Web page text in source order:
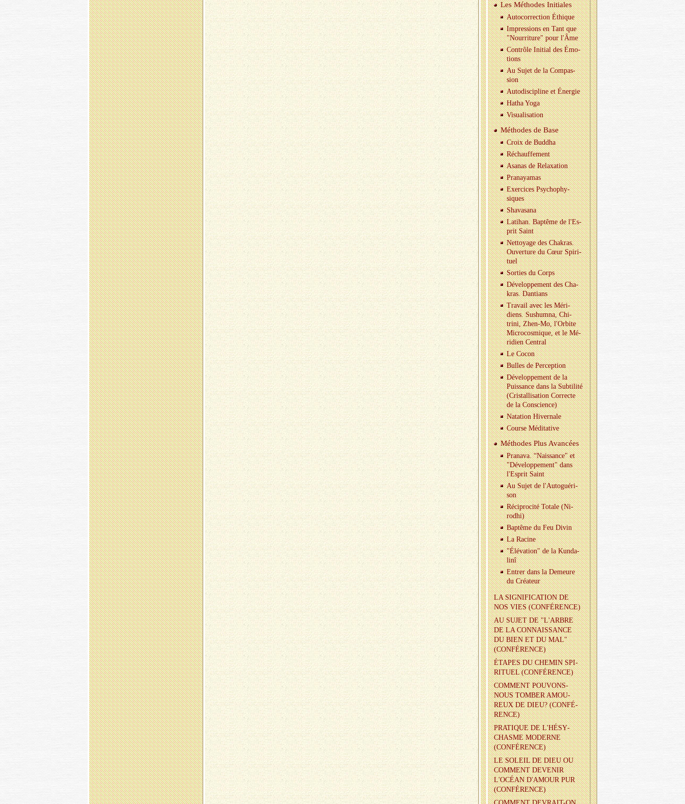
Les Mé­thodes Ini­tiales
Au­to­cor­rec­tion Éthique
Im­pres­sions en Tant que
"Nour­ri­ture" pour l'Âme
Contrôle Ini­tial des Émo­
tions
Au Sujet de la Com­pas­
sion
Au­to­dis­ci­pline et Éner­gie
Hatha Yoga
Vi­sua­li­sa­tion
Mé­thodes de Base
Croix de Bud­dha
Ré­chauf­fe­ment
Asa­nas de Re­laxa­tion
Pra­naya­mas
Exer­cices Psy­cho­phy­
siques
Sha­va­sana
La­ti­han. Bap­tême de l'Es­
prit Saint
Net­toyage des Cha­kras.
Ou­ver­ture du Cœur Spi­ri­
tuel
Sor­ties du Corps
Dé­ve­lop­pe­ment des Cha­
kras. Dan­tians
Tra­vail avec les Mé­ri­
diens. Su­shumna, Chi­
trini, Zhen-Mo, l'Or­bite
Mi­cro­cos­mique, et le Mé­
ri­dien Cen­tral
Le Cocon
Bulles de Per­cep­tion
Dé­ve­lop­pe­ment de la
Puis­sance dans la Sub­ti­lité
(Cris­tal­li­sa­tion Cor­recte
de la Conscience)
Na­ta­tion Hi­ver­nale
Course Mé­di­ta­tive
Mé­thodes Plus Avan­cées
Pra­nava. “Nais­sance" et
"Dé­ve­lop­pe­ment" dans
l'Es­prit Saint
Au Sujet de l'Au­to­gué­ri­
son
Ré­ci­pro­cité To­tale (Ni­
rodhi)
Bap­tême du Feu Divin
La Ra­cine
"Élé­va­tion" de la Kun­da­
linî
En­trer dans la De­meure
du Créa­teur
LA SI­GNI­FI­CA­TION DE
NOS VIES (CONFÉ­RENCE)
AU SUJET DE "L'ARBRE
DE LA CONNAIS­SANCE
DU BIEN ET DU MAL"
(CONFÉ­RENCE)
ÉTAPES DU CHE­MIN SPI­
RI­TUEL (CONFÉ­RENCE)
COM­MENT POU­VONS-
NOUS TOM­BER AMOU­
REUX DE DIEU? (CONFÉ­
RENCE)
PRA­TIQUE DE L'HÉ­SY­
CHASME MO­DERNE
(CONFÉ­RENCE)
LE SO­LEIL DE DIEU OU
COM­MENT DE­VE­NIR
L'OCÉAN D'AMOUR PUR
(CONFÉ­RENCE)